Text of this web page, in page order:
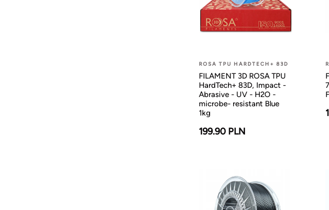
ROSA TPU HARDTECH+ 83D
FILAMENT 3D ROSA TPU
HardTech+ 83D, Impact -
Abrasive - UV - H2O -
microbe- resistant Blue
1kg
199.90 PLN